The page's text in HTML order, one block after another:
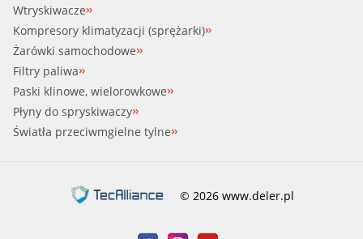
Wtryskiwacze
Kompresory klimatyzacji (sprężarki)
Żarówki samochodowe
Filtry paliwa
Paski klinowe, wielorowkowe
Płyny do spryskiwaczy
Światła przeciwmgielne tylne
© 2026 www.deler.pl